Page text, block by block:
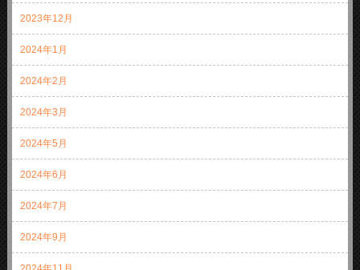
2023年12月
2024年1月
2024年2月
2024年3月
2024年5月
2024年6月
2024年7月
2024年9月